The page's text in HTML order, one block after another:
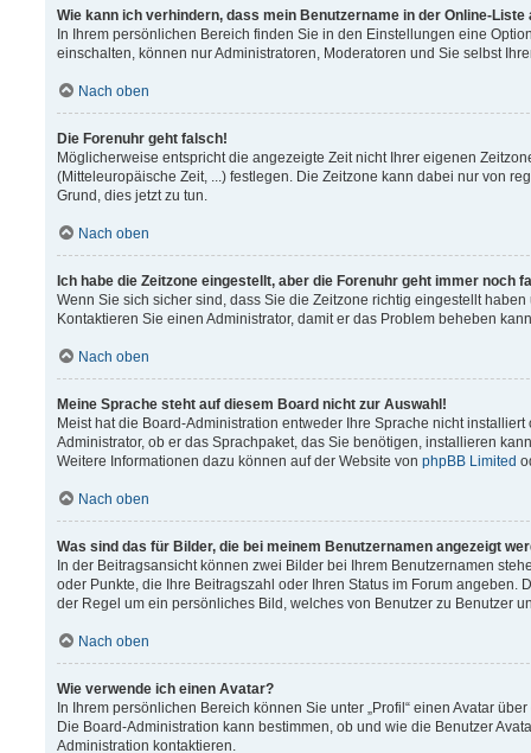
Wie kann ich verhindern, dass mein Benutzername in der Online-Liste
In Ihrem persönlichen Bereich finden Sie in den Einstellungen eine
einschalten, können nur Administratoren, Moderatoren und Sie selbst
Nach oben
Die Forenuhr geht falsch!
Möglicherweise entspricht die angezeigte Zeit nicht Ihrer eigenen
(Mitteleuropäische Zeit, ...) festlegen. Die Zeitzone kann dabei nur von
Grund, dies jetzt zu tun.
Nach oben
Ich habe die Zeitzone eingestellt, aber die Forenuhr geht immer noch
Wenn Sie sich sicher sind, dass Sie die Zeitzone richtig eingestellt
Kontaktieren Sie einen Administrator, damit er das Problem beheben
Nach oben
Meine Sprache steht auf diesem Board nicht zur Auswahl!
Meist hat die Board-Administration entweder Ihre Sprache nicht
Administrator, ob er das Sprachpaket, das Sie benötigen, installieren
Weitere Informationen dazu können auf der Website von phpBB Limited
Nach oben
Was sind das für Bilder, die bei meinem Benutzernamen angezeigt
In der Beitragsansicht können zwei Bilder bei Ihrem Benutzernamen
oder Punkte, die Ihre Beitragszahl oder Ihren Status im Forum angeben.
der Regel um ein persönliches Bild, welches von Benutzer zu Benutzer
Nach oben
Wie verwende ich einen Avatar?
In Ihrem persönlichen Bereich können Sie unter „Profil“ einen Avatar
Die Board-Administration kann bestimmen, ob und wie die Benutzer
Administration kontaktieren.